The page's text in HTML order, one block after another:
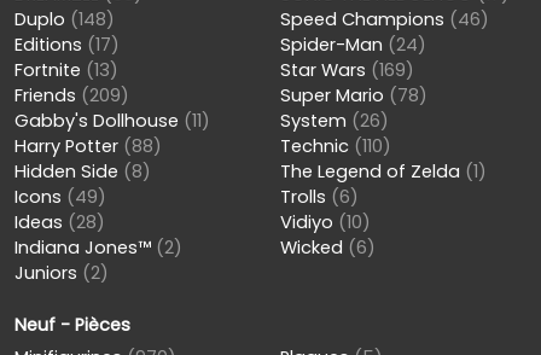
Duplo (148)
Editions (17)
Fortnite (13)
Friends (209)
Gabby's Dollhouse (11)
Harry Potter (88)
Hidden Side (8)
Icons (49)
Ideas (28)
Indiana Jones™ (2)
Juniors (2)
Speed Champions (46)
Spider-Man (24)
Star Wars (169)
Super Mario (78)
System (26)
Technic (110)
The Legend of Zelda (1)
Trolls (6)
Vidiyo (10)
Wicked (6)
Neuf - Pièces